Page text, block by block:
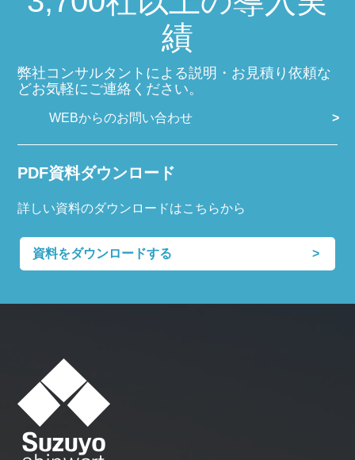
績
弊社コンサルタントによる説明・お見積り依頼な
どお気軽にご連絡ください。
WEBからのお問い合わせ
PDF資料ダウンロード
詳しい資料のダウンロードはこちらから
資料をダウンロードする